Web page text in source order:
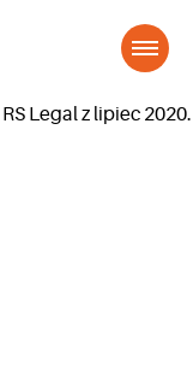
RS Legalz lipiec 2020.